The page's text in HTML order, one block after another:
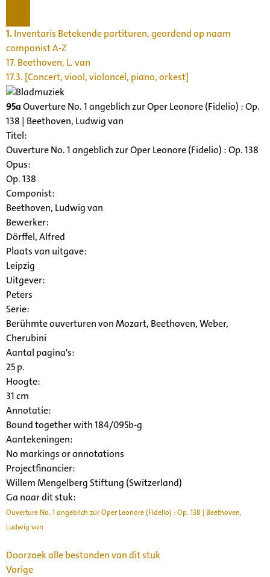
1.Inventaris Betekende partituren, geordend op naam
componist A-Z
17. Beethoven, L. van
17.3. [Concert, viool, violoncel, piano, orkest]
95aOuverture No. 1 angeblich zur Oper Leonore (Fidelio) : Op.
138 | Beethoven, Ludwig van
Titel:
Ouverture No. 1 angeblich zur Oper Leonore (Fidelio) : Op. 138
Opus:
Op. 138
Componist:
Beethoven, Ludwig van
Bewerker:
Dörffel, Alfred
Plaats van uitgave:
Leipzig
Uitgever:
Peters
Serie:
Berühmte ouverturen von Mozart, Beethoven, Weber,
Cherubini
Aantal pagina's:
25 p.
Hoogte:
31 cm
Annotatie:
Bound together with 184/095b-g
Aantekeningen:
No markings or annotations
Projectfinancier:
Willem Mengelberg Stiftung (Switzerland)
Ga naar dit stuk:
Ouverture No. 1 angeblich zur Oper Leonore (Fidelio) : Op. 138 | Beethoven,
Ludwig van
Doorzoek alle bestanden van dit stuk
Vorige